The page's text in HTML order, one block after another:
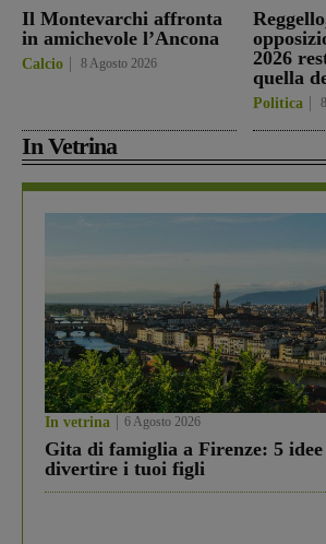
Il Montevarchi affronta
in amichevole l’Ancona
Calcio 8 Agosto 2026
2026
quella
Politica
In Vetrina
In vetrina 6 Agosto 2026
Gita di famiglia a Firenze: 5
divertire i tuoi figli